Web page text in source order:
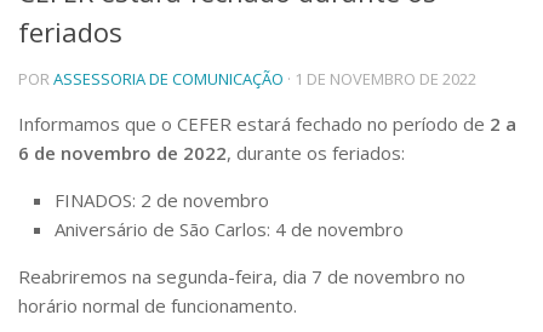
Telefones e Mapas
Pessoas
Ensino
Graduação
Pós-Graduação
Cursos de Extensão
Pesquisa e Inovação
Linhas de Pesquisa
Centros, Núcleos e Projetos em Rede
Pós-doutorado
feriados
PORASSESSORIA DE COMUNICAÇÃO · 1 DE NOVEMBRO DE 2022
Informamos que o CEFER estará fechado no período de 2 a
6 de novembro de 2022, durante os feriados:
FINADOS: 2 de novembro
Aniversário de São Carlos: 4 de novembro
Reabriremos na segunda-feira, dia 7 de novembro no
horário normal de funcionamento.